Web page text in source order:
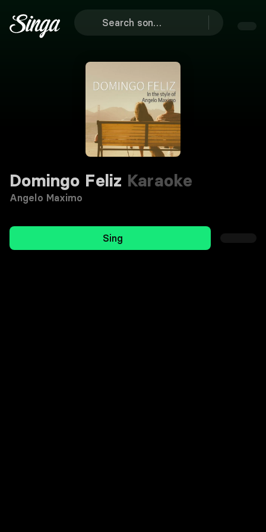
Domingo Feliz Karaoke
Angelo Maximo
Sing